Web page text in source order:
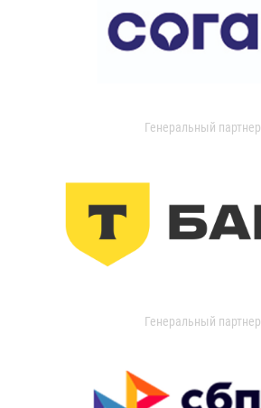
Генеральный партнер
Генеральный партнер